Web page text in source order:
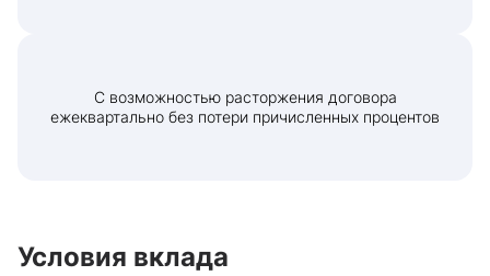
С возможностью расторжения договора
ежеквартально без потери причисленных процентов
Условия вклада